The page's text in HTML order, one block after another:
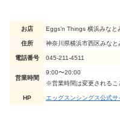
お店 Eggs’n Things 横浜みなと
住所 神奈川県横浜市西区みな
電話番号 045-211-4511
営業時間
9:00〜20:00
※営業時間は変更されるこ
HP エッグスンシングス公式サ